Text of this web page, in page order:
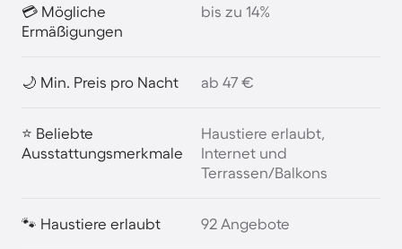
💳 Mögliche
Ermäßigungen
bis zu 14%
🌙 Min. Preis pro Nacht ab 47 €
⭐ Beliebte
Ausstattungsmerkmale
Haustiere erlaubt,
Internet und
Terrassen/Balkons
🐾 Haustiere erlaubt 92 Angebote